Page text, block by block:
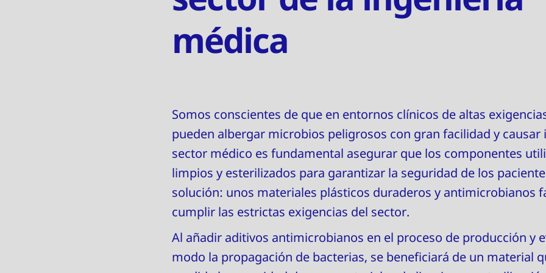
médica
Somos conscientes de que en entornos clínicos de altas
pueden albergar microbios peligrosos con gran facilidad y causar
sector médico es fundamental asegurar que los componentes
limpios y esterilizados para garantizar la seguridad de los
solución: unos materiales plásticos duraderos y antimicrobianos
cumplir las estrictas exigencias del sector.
Al añadir aditivos antimicrobianos en el proceso de producción y
modo la propagación de bacterias, se beneficiará de un material